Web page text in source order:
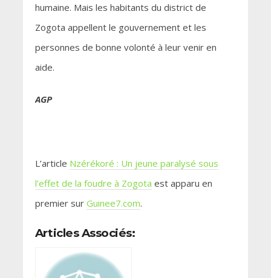
humaine. Mais les habitants du district de
Zogota appellent le gouvernement et les
personnes de bonne volonté à leur venir en
aide.
AGP
L’article Nzérékoré : Un jeune paralysé sous
l’effet de la foudre à Zogota est apparu en
premier sur Guinee7.com.
Articles Associés: